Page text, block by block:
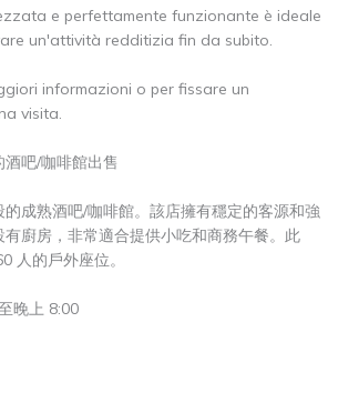
e perfettamente funzionante è ideale
un'attività redditizia fin da subito.
informazioni o per fissare un
visita.
吧/咖啡館出售
成熟酒吧/咖啡館。該店擁有穩定的客源和強
廚房，非常適合提供小吃和商務午餐。此
人的戶外座位。
晚上 8:00